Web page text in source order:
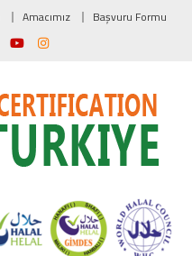
Amacımız Başvuru Formu